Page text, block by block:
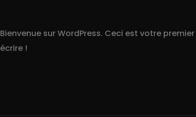
Bienvenue sur WordPress. Ceci est votre
écrire !